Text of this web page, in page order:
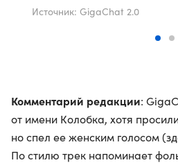
Источник: GigaChat 2.0
Комментарий редакции:
от имени Колобка, хотя
но спел ее женским голосом
По стилю трек напоминает